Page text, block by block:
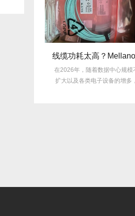
线缆功耗太高？Mellanox线缆低功耗方案能省多少电费？
在2026年，随着数据中心规模不断
扩大以及各类电子设备的增多，线